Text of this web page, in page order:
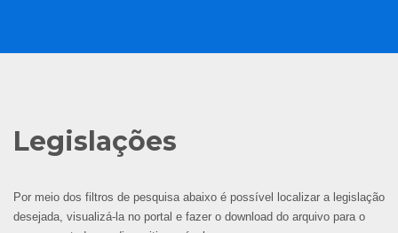
Legislações
Por meio dos filtros de pesquisa abaixo é possível localizar a legislação
desejada, visualizá-la no portal e fazer o download do arquivo para o